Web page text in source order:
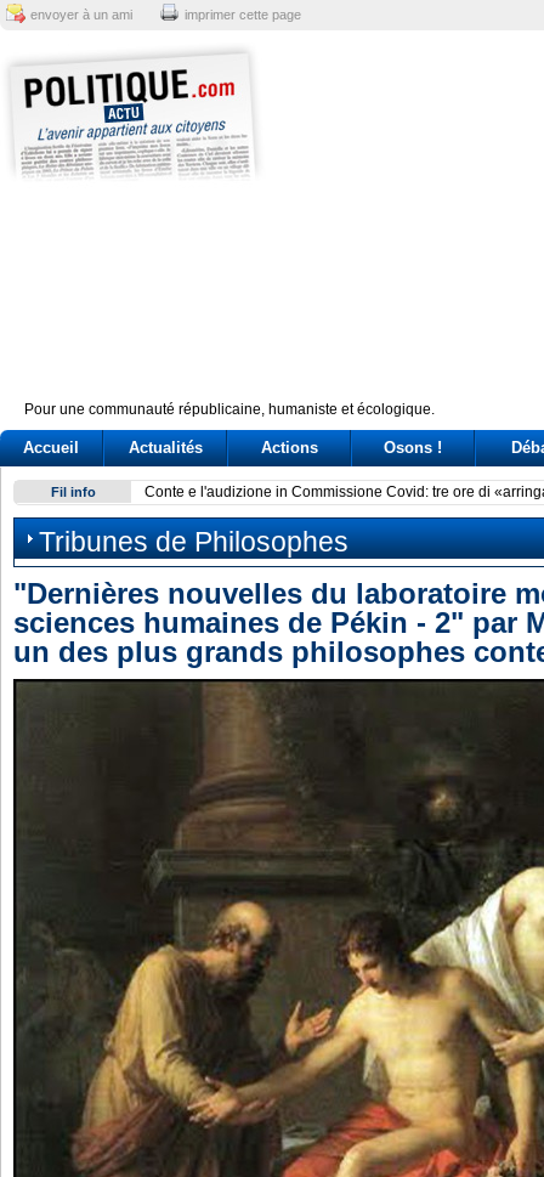
envoyer à un ami imprimer cette page
Pour une communauté républicaine, humaniste et écologique.
Accueil Actualités Actions Osons !
Fil info Conte e l'audizione in Commissione Covid: tre ore di
Tribunes de Philosophes
"Dernières nouvelles du laboratoire
sciences humaines de Pékin - 2" par
un des plus grands philosophes